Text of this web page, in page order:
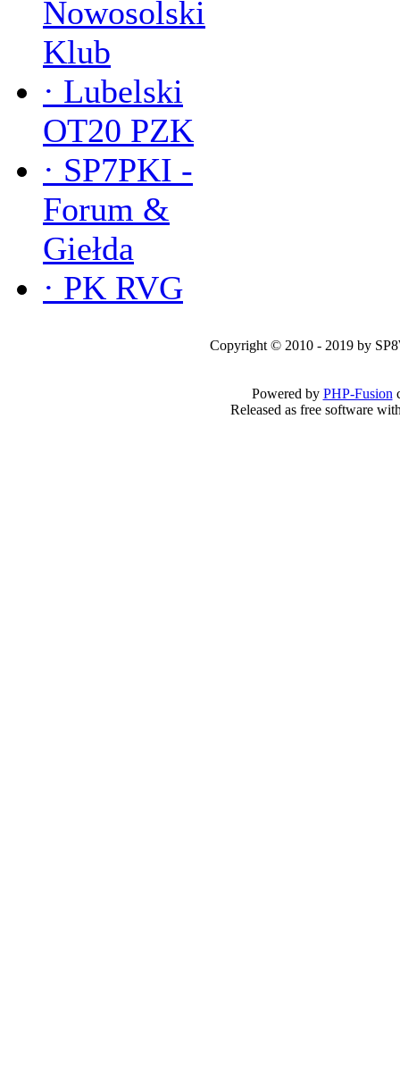
Nowosolski
Klub
· Lubelski
OT20 PZK
· SP7PKI -
Forum &
Giełda
· PK RVG
Copyright © 2010 - 2019 by
Powered by PHP-Fusion
Released as free software